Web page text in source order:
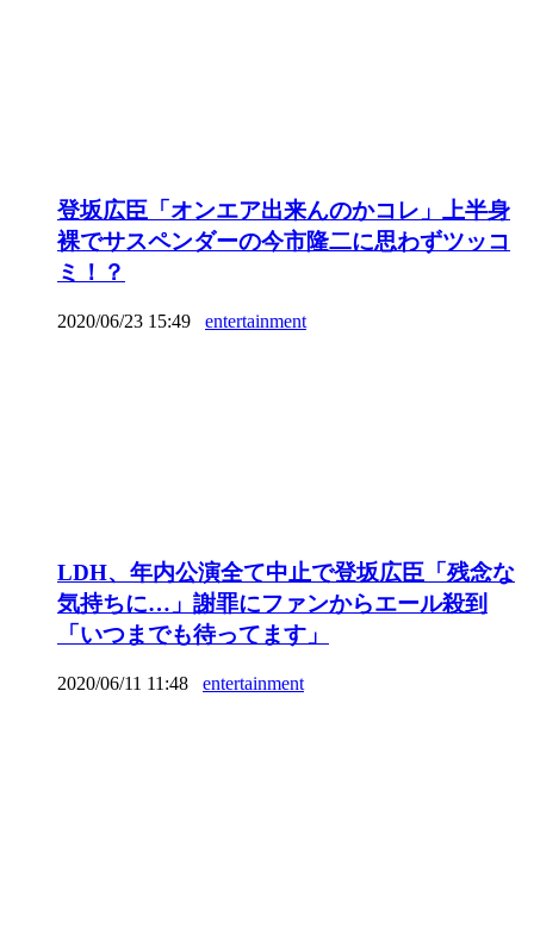
登坂広臣「オンエア出来んのかコレ」上半身
裸でサスペンダーの今市隆二に思わずツッコ
ミ！？
2020/06/23 15:49 entertainment
LDH、年内公演全て中止で登坂広臣「残念な
気持ちに…」謝罪にファンからエール殺到
「いつまでも待ってます」
2020/06/11 11:48 entertainment